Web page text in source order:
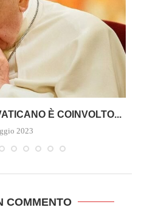
È COINVOLTO...
2023
COMMENTO